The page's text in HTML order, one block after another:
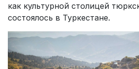
как культурной столицей
состоялось в Туркестане.